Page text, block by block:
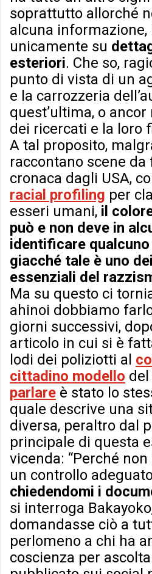
soprattutto allorché
alcuna informazione,
unicamente su
esteriori. Che so,
punto di vista di un
e la carrozzeria
quest’ultima, o
dei ricercati e la loro
A tal proposito,
raccontano scene
cronaca dagli USA,
racial profiling per
esseri umani, il
può e non deve in
identificare
giacché tale è uno
essenziali del
Ma su questo ci
ahinoi dobbiamo
giorni successivi,
articolo in cui si è
lodi dei poliziotti al
cittadino modello
parlare è stato lo
quale descrive una
diversa, peraltro dal
principale di questa
vicenda: “Perché
un controllo
chiedendomi i
si interroga
domandasse ciò a
perlomeno a chi ha
coscienza per